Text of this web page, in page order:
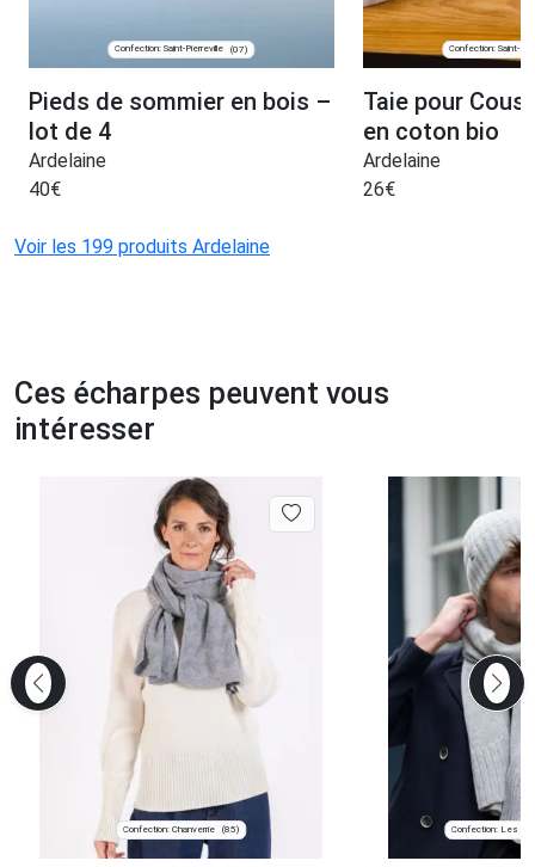
Confection: Saint-Pierreville (07)
Pieds de sommier en bois –
lot de 4
Ardelaine
40€
Confection: Saint-
Taie pour
en coton bio
Ardelaine
26€
Voir les 199 produits Ardelaine
Ces écharpes peuvent vous
intéresser
Confection: Chanverrie (85) Confection: Les